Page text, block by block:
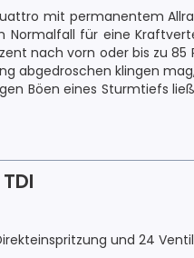
mit permanentem
für eine
nach vorn oder bis zu
abgedroschen klingen
Böen eines Sturmtiefs
und 24